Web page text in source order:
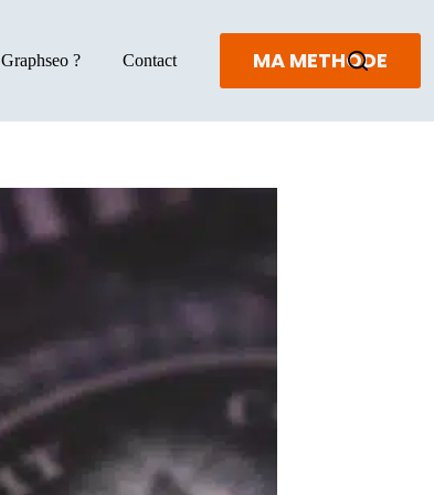
Graphseo ? Contact MA METHODE